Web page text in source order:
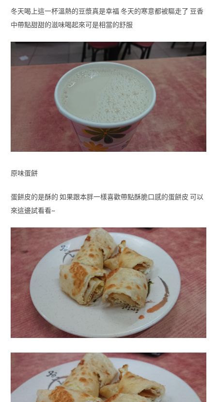
冬天喝上這一杯溫熱的豆漿真是幸福 冬天的寒意都被驅走了 豆香
中帶點甜甜的滋味喝起來可是相當的舒服
原味蛋餅
蛋餅皮的是酥的 如果跟本胖一樣喜歡帶點酥脆口感的蛋餅皮 可以
來這邊試看看~